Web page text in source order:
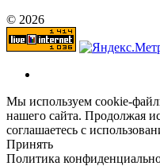
© 2026
Мы используем cookie-
нашего сайта. Продолжая
соглашаетесь с
Принять
Политика